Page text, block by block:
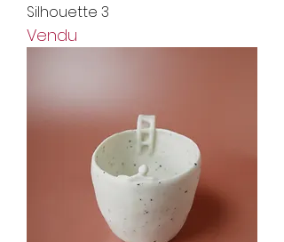
Silhouette 3
Vendu